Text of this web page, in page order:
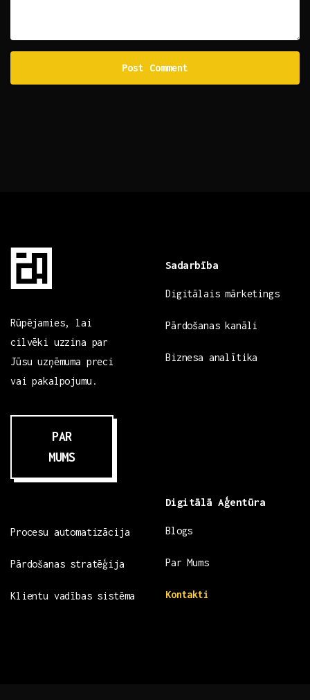
Rūpējamies, lai
cilvēki uzzina par
Jūsu uzņēmuma preci
vai pakalpojumu.
PAR
MUMS
Sadarbība
Digitālais mārketings
Pārdošanas kanāli
Biznesa analītika
Procesu automatizācija
Pārdošanas stratēģija
Klientu vadības sistēma
Digitālā Aģentūra
Blogs
Par Mums
Kontakti